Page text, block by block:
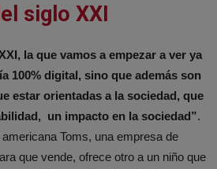
siglo XXI
la que vamos a empezar a ver ya
100% digital, sino que además son
estar orientadas a la sociedad, que
un impacto en la sociedad”.
Toms, una empresa de
que vende, ofrece otro a un niño que